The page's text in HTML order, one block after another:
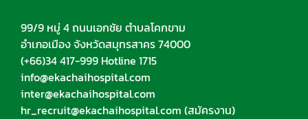
99/9 หมู่ 4 ถนนเอกชัย ตำบลโคกขาม
อำเภอเมือง จังหวัดสมุทรสาคร 74000
(+66)34 417-999 Hotline 1715
info@ekachaihospital.com
inter@ekachaihospital.com
hr_recruit@ekachaihospital.com (สมัครงาน)